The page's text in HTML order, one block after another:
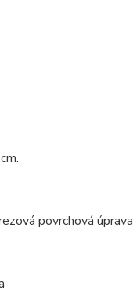
povrchová úprava